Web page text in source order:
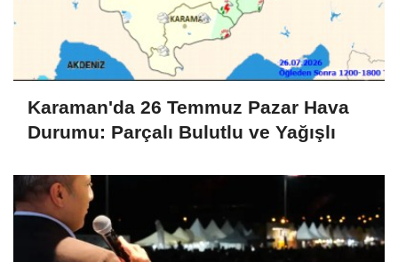
Karaman'da 26 Temmuz Pazar Hava
Durumu: Parçalı Bulutlu ve Yağışlı